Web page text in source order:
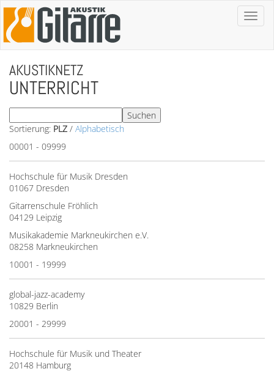
Toggle
AKUSTIKNETZ
UNTERRICHT
Sortierung: PLZ / Alphabetisch
00001 - 09999
Hochschule für Musik Dresden
01067 Dresden
Gitarrenschule Fröhlich
04129 Leipzig
Musikakademie Markneukirchen e.V.
08258 Markneukirchen
10001 - 19999
global-jazz-academy
10829 Berlin
20001 - 29999
Hochschule für Musik und Theater
20148 Hamburg